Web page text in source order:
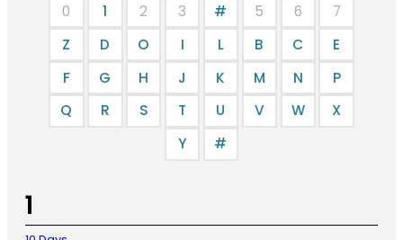
0 1 2 3 # 5 6
7
Z
D O I L B C
E
F
G H J K M N
P
Q
R S T U V W
X
Y
#
1